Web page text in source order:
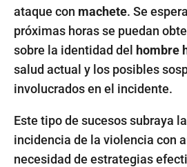
ataque con machete. Se
próximas horas se puedan
sobre la identidad del
hombre
salud actual y los posibles
involucrados en el incidente.
Este tipo de sucesos subraya
incidencia de la violencia con
necesidad de estrategias